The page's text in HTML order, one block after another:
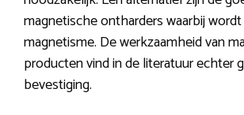
magnetische ontharders waarbij
magnetisme. De werkzaamheid van
producten vind in de literatuur echter
bevestiging.